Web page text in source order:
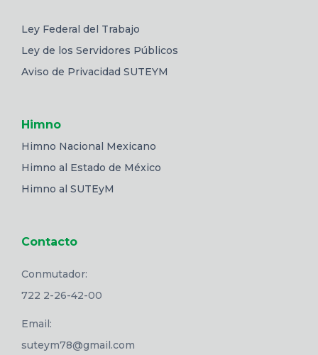
Ley Federal del Trabajo
Ley de los Servidores Públicos
Aviso de Privacidad SUTEYM
Himno
Himno Nacional Mexicano
Himno al Estado de México
Himno al SUTEyM
Contacto
Conmutador:
722 2-26-42-00
Email:
suteym78@gmail.com